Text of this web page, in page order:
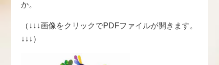
か。
（↓↓↓画像をクリックでPDFファイルが開きます。
↓↓↓）